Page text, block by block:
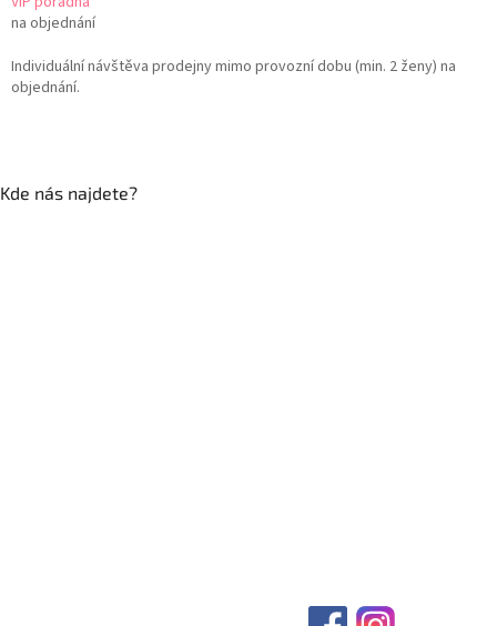
na objednání
Individuální návštěva prodejny mimo provozní dobu (min. 2 ženy) na
objednání.
Kde nás najdete?